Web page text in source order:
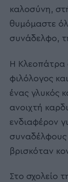
καλοσύνη,
θυμόμαστε
συνάδελφο,
Η Κλεοπάτρα
φιλόλογος
ένας γλυκός
ανοιχτή
ενδιαφέρον
βρισκόταν
Στο σχολείο